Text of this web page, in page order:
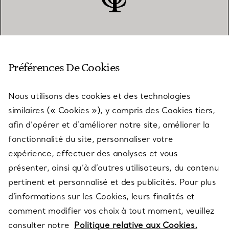
SERVICES
À PROPOS
QUESTIONS LÉGALES
SUIVEZ-NOUS
Préférences De Cookies
Nous utilisons des cookies et des technologies
similaires (« Cookies »), y compris des Cookies tiers,
afin d’opérer et d’améliorer notre site, améliorer la
fonctionnalité du site, personnaliser votre
expérience, effectuer des analyses et vous
présenter, ainsi qu’à d’autres utilisateurs, du contenu
pertinent et personnalisé et des publicités. Pour plus
d’informations sur les Cookies, leurs finalités et
comment modifier vos choix à tout moment, veuillez
consulter notre Politique relative aux Cookies.